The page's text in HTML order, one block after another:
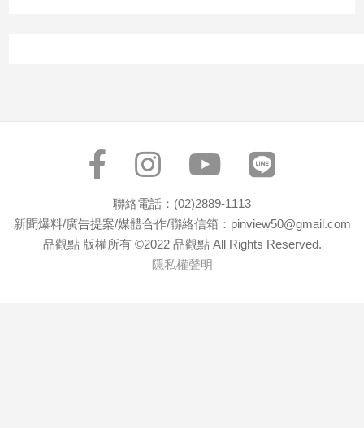
區
聯絡電話：(02)2889-1113
新聞爆料/廣告提案/媒體合作/聯絡信箱：pinview50@gmail.com
品觀點 版權所有 ©2022 品觀點 All Rights Reserved.
隱私權聲明